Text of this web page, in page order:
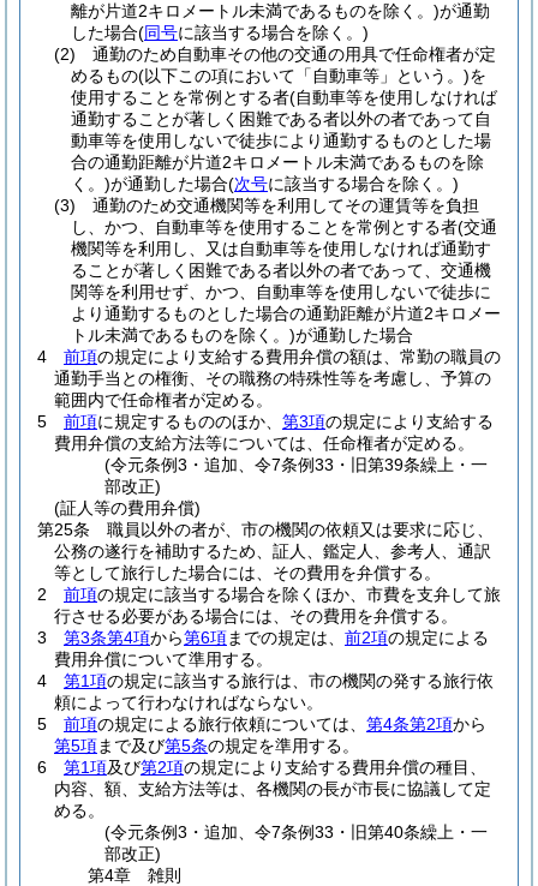
離が片道2キロメートル未満であるものを除く。)が通勤
した場合(同号に該当する場合を除く。)
(2)
通勤のため自動車その他の交通の用具で任命権者が定
めるもの(以下この項において「自動車等」という。)を
使用することを常例とする者(自動車等を使用しなければ
通勤することが著しく困難である者以外の者であって自
動車等を使用しないで徒歩により通勤するものとした場
合の通勤距離が片道2キロメートル未満であるものを除
く。)が通勤した場合(次号に該当する場合を除く。)
(3)
通勤のため交通機関等を利用してその運賃等を負担
し、かつ、自動車等を使用することを常例とする者(交通
機関等を利用し、又は自動車等を使用しなければ通勤す
ることが著しく困難である者以外の者であって、交通機
関等を利用せず、かつ、自動車等を使用しないで徒歩に
より通勤するものとした場合の通勤距離が片道2キロメー
トル未満であるものを除く。)が通勤した場合
4
前項の規定により支給する費用弁償の額は、常勤の職員の
通勤手当との権衡、その職務の特殊性等を考慮し、予算の
範囲内で任命権者が定める。
5
前項に規定するもののほか、 第3項の規定により支給する
費用弁償の支給方法等については、任命権者が定める。
(令元条例3・追加、令7条例33・旧第39条繰上・一
部改正)
(証人等の費用弁償)
第25条
職員以外の者が、市の機関の依頼又は要求に応じ、
公務の遂行を補助するため、証人、鑑定人、参考人、通訳
等として旅行した場合には、その費用を弁償する。
2
前項の規定に該当する場合を除くほか、市費を支弁して旅
行させる必要がある場合には、その費用を弁償する。
3
第3条第4項から第6項までの規定は、 前2項の規定による
費用弁償について準用する。
4
第1項の規定に該当する旅行は、市の機関の発する旅行依
頼によって行わなければならない。
5
前項の規定による旅行依頼については、 第4条第2項から
第5項まで及び第5条の規定を準用する。
6
第1項及び第2項の規定により支給する費用弁償の種目、
内容、額、支給方法等は、各機関の長が市長に協議して定
める。
(令元条例3・追加、令7条例33・旧第40条繰上・一
部改正)
第4章
雑則